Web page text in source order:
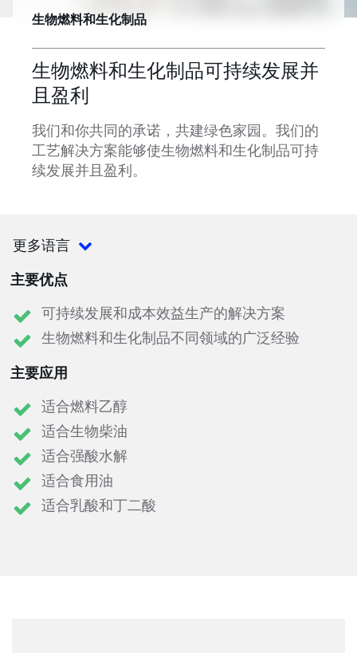
生物燃料和生化制品
生物燃料和生化制品可持续发展并
且盈利
我们和你共同的承诺，共建绿色家园。我们的
工艺解决方案能够使生物燃料和生化制品可持
续发展并且盈利。
更多语言
主要优点
可持续发展和成本效益生产的解决方案
生物燃料和生化制品不同领域的广泛经验
主要应用
适合燃料乙醇
适合生物柴油
适合强酸水解
适合食用油
适合乳酸和丁二酸